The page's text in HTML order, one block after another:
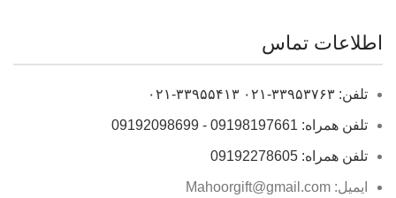
اطلاعات تماس
تلفن: ۳۳۹۵۳۷۶۳-۰۲۱ ۳۳۹۵۵۴۱۳-۰۲۱
تلفن همراه: 09198197661 - 09192098699
تلفن همراه: 09192278605
ایمیل: Mahoorgift@gmail.com